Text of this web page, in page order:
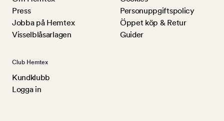
Press
Jobba på Hemtex
Visselblåsarlagen
Personuppgiftspolicy
Öppet köp & Retur
Guider
Club Hemtex
Kundklubb
Logga in